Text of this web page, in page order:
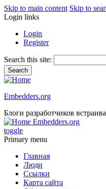
Skip to main content Skip to
Login links
Login
Register
Search this site:
Embedders.org
Блоги разработчиков
Embedders.org
toggle
Primary menu
Главная
Люди
Ссылки
Карта сайта